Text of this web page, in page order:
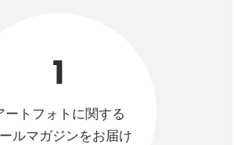
1
ートフォトに関する
ルマガジンをお届け